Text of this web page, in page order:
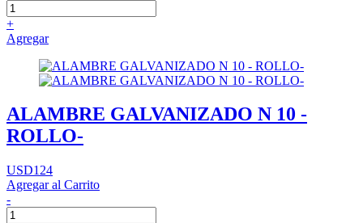
+
Agregar
ALAMBRE GALVANIZADO N 10 -
ROLLO-
USD124
Agregar al Carrito
-